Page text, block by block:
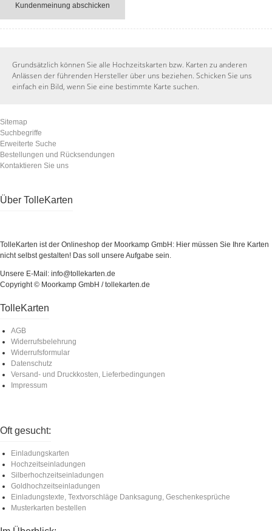
Kundenmeinung abschicken
Grundsätzlich können Sie alle Hochzeitskarten bzw. Karten zu anderen
Anlässen der führenden Hersteller über uns beziehen. Schicken Sie uns
einfach ein Bild, wenn Sie eine bestimmte Karte suchen.
Sitemap
Suchbegriffe
Erweiterte Suche
Bestellungen und Rücksendungen
Kontaktieren Sie uns
Über TolleKarten
TolleKarten ist der Onlineshop der Moorkamp GmbH: Hier müssen Sie Ihre Karten
nicht selbst gestalten! Das soll unsere Aufgabe sein.
Unsere E-Mail: info@tollekarten.de
Copyright © Moorkamp GmbH / tollekarten.de
TolleKarten
AGB
Widerrufsbelehrung
Widerrufsformular
Datenschutz
Versand- und Druckkosten, Lieferbedingungen
Impressum
Oft gesucht:
Einladungskarten
Hochzeitseinladungen
Silberhochzeitseinladungen
Goldhochzeitseinladungen
Einladungstexte, Textvorschläge Danksagung, Geschenkesprüche
Musterkarten bestellen